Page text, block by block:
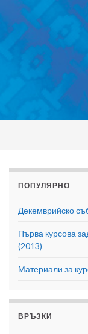
ПОПУЛЯРНО
Декемврийско
Първа курсова
(2013)
Материали за
ВРЪЗКИ